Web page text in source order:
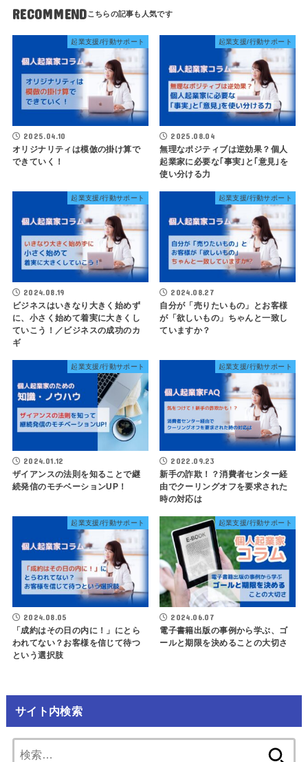
RECOMMEND
起業支援/行動サポート
2025.04.10
オリジナリティは模倣の掛け算で
できていく！
起業支援/行動サポート
2025.08.04
無理なポジティブは逆効果？個人
起業家に必要な｢事実｣と｢意見｣を
使い分ける力
起業支援/行動サポート
2024.08.19
ビジネスはいきなり大きく始めず
に、小さく始めて着実に大きくし
ていこう！／ビジネスの成功のカ
ギ
起業支援/行動サポート
2024.08.27
自分が「売りたいもの」とお客様
が「欲しいもの」ちゃんと一致し
ていますか？
起業支援/行動サポート
2024.01.12
ザイアンスの法則を知ることで継
続発信のモチベーションUP！
起業支援/行動サポート
2022.09.23
新手の詐欺！？消費者センター経
由でクーリングオフを要求された
時の対応は
起業支援/行動サポート
2024.08.05
「成約はその日の内に！」にとら
われてない？お客様を信じて待つ
という選択肢
起業支援/行動サポート
2024.06.07
電子書籍出版の事例から学ぶ、ゴ
ールと期限を決めることの大切さ
サイト内検索